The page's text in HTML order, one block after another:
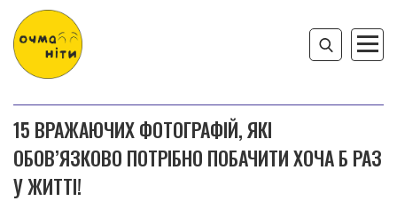
15 ВРАЖАЮЧИХ ФОТОГРАФІЙ, ЯКІ
ОБОВ’ЯЗКОВО ПОТРІБНО ПОБАЧИТИ ХОЧА Б РАЗ
У ЖИТТІ!